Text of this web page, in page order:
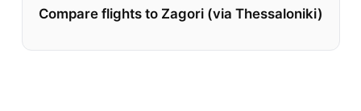
Compare flights to Zagori (via Thessaloniki)